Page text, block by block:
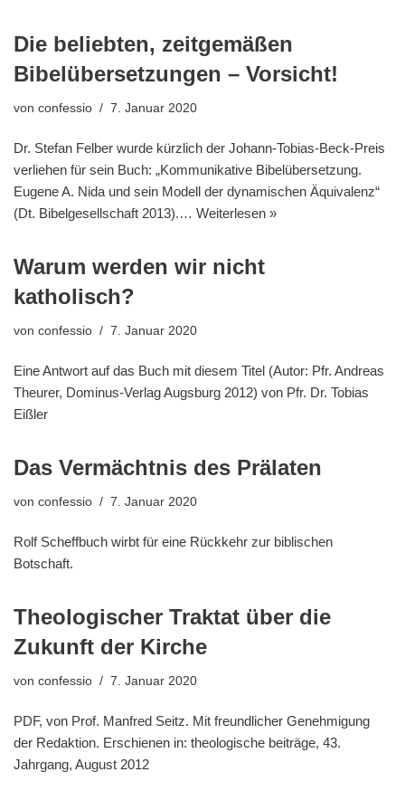
Die beliebten, zeitgemäßen
Bibelübersetzungen – Vorsicht!
von confessio 7. Januar 2020
Dr. Stefan Felber wurde kürzlich der Johann-Tobias-Beck-Preis
verliehen für sein Buch: „Kommunikative Bibelübersetzung.
Eugene A. Nida und sein Modell der dynamischen Äquivalenz“
(Dt. Bibelgesellschaft 2013).… Weiterlesen »
Warum werden wir nicht
katholisch?
von confessio 7. Januar 2020
Eine Antwort auf das Buch mit diesem Titel (Autor: Pfr. Andreas
Theurer, Dominus-Verlag Augsburg 2012) von Pfr. Dr. Tobias
Eißler
Das Vermächtnis des Prälaten
von confessio 7. Januar 2020
Rolf Scheffbuch wirbt für eine Rückkehr zur biblischen
Botschaft.
Theologischer Traktat über die
Zukunft der Kirche
von confessio 7. Januar 2020
PDF, von Prof. Manfred Seitz. Mit freundlicher Genehmigung
der Redaktion. Erschienen in: theologische beiträge, 43.
Jahrgang, August 2012